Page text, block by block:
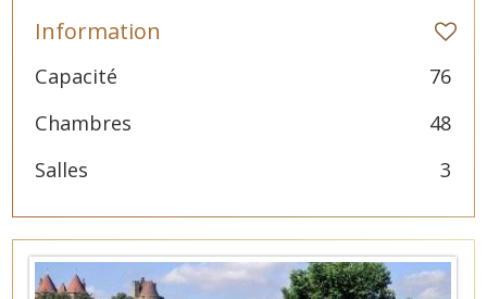
bâtiments.
Information
Capacité
76
Chambres
48
Salles
3